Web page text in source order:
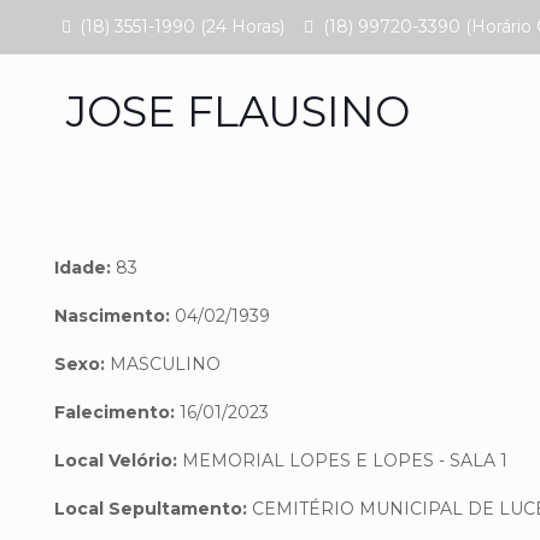
(18) 3551-1990 (24 Horas) (18) 99720-3390 (Horário
JOSE FLAUSINO
Idade:83
Nascimento:04/02/1939
Sexo:MASCULINO
Falecimento:16/01/2023
Local Velório:MEMORIAL LOPES E LOPES - SALA 1
Local Sepultamento:CEMITÉRIO MUNICIPAL DE